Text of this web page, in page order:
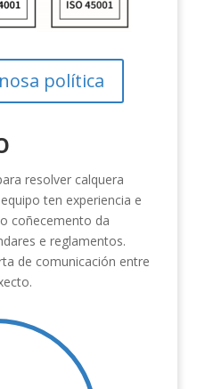
política
resolver calquera
ten experiencia e
coñecemento da
e reglamentos.
de comunicación entre